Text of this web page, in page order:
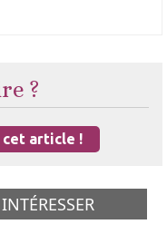
?
cet article !